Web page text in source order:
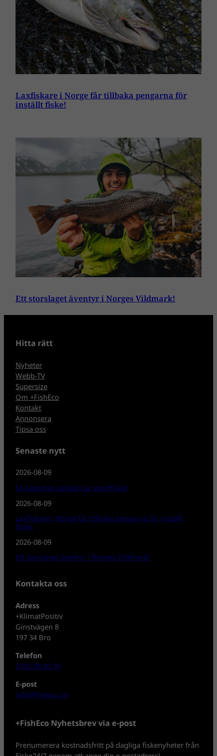
Laxfiskare i Norge får tillbaka pengarna för
inställt fiske!
Ett storslaget äventyr i Norges Vildmark!
Hitta rätt
Nyheter
Webb-TV
Supersize
Om +FishEco
Kontakt
Annonsera
Tipsa oss
Senaste nytt
2026-08-09
Så påverkas gäddan av sportfiske!
2026-08-09
Laxfiskare i Norge får tillbaka pengarna för inställt
fiske!
2026-08-09
Ett storslaget äventyr i Norges Vildmark!
Kontakta oss
Adress
+KlimatPositiv
Ginstvägen 8
197 34 Bro
Telefon
0702-08 80 30
E-post
info@fisheco.se
+FishEco Nyhetsbrev via e-post
Prenumerera kostnadsfritt på dagliga fiskenyheter från